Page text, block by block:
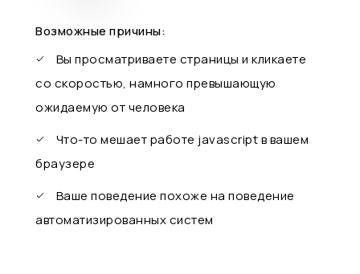
Возможные причины:
Вы просматриваете страницы и кликаете
со скоростью, намного превышающую
ожидаемую от человека
Что-то мешает работе javascript в вашем
браузере
Ваше поведение похоже на поведение
автоматизированных систем